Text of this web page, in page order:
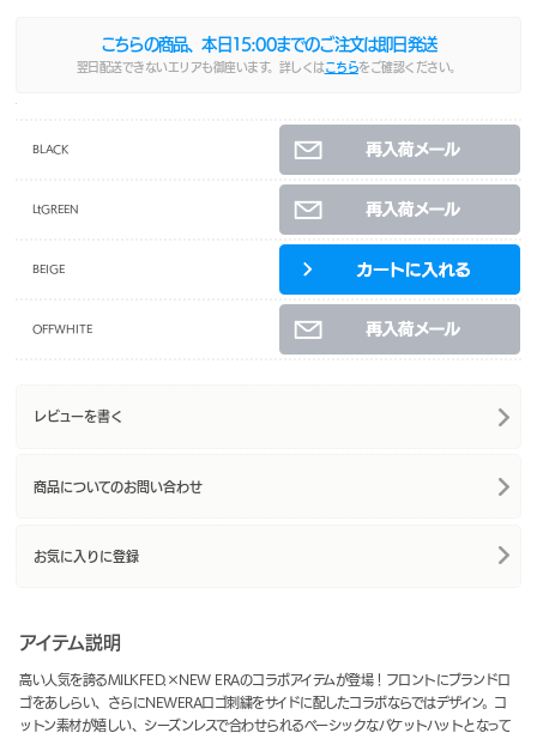
こちらの商品、本日 15:00までのご注文は即日発送
翌日配送できないエリアも御座います。詳しくは こちらをご確認ください。
BLACK
LtGREEN
BEIGE
OFFWHITE
レビューを書く
商品についてのお問い合わせ
お気に入りに登録
アイテム説明
高い人気を誇るMILKFED.×NEW ERAのコラボアイテムが登場！フロントにブランドロ
ゴをあしらい、さらにNEWERAロゴ刺繍をサイドに配したコラボならではデザイン。コ
ットン素材が嬉しい、シーズンレスで合わせられるベーシックなバケットハットとなって